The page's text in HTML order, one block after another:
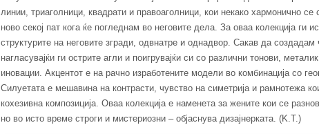
линии, триаголници, квадрати и правоаголници, кои некако хармонично се
ново секој пат кога ќе погледнам во неговите дела. За оваа колекција ги
структурите на неговите згради, одвнатре и однадвор. Сакав да
нагласувајќи ги острите агли и поигрувајќи си со различни тонови,
иновации. Акцентот е на рачно изработените модели во комбинација со
Силуетата е мешавина на контрасти, чувство на симетрија и рамнотежа
кохезивна композиција. Оваа колекција е наменета за жените кои се
но во исто време строги и мистериозни – објаснува дизајнерката. (K.T.)